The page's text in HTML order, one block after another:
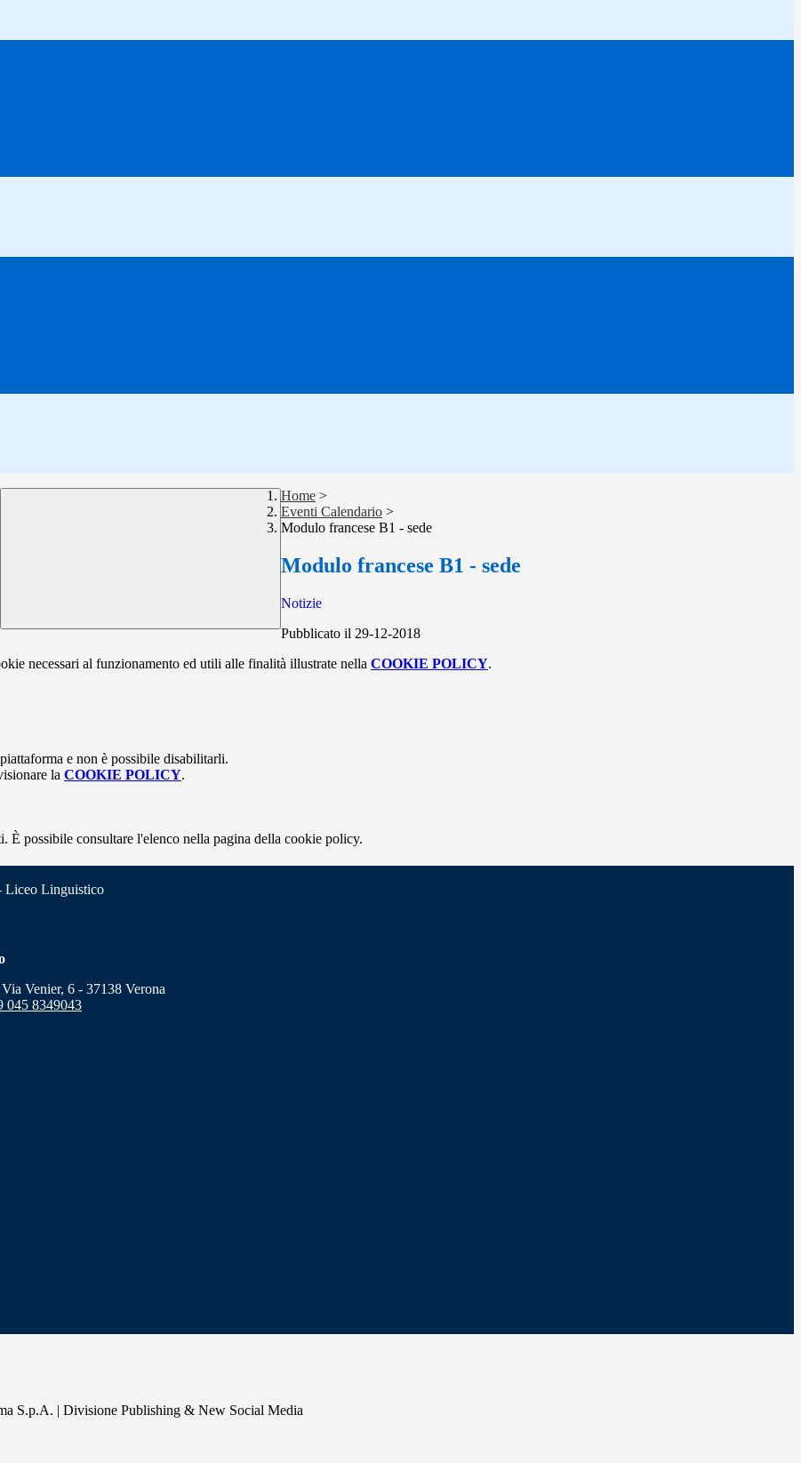
Home >
Eventi Calendario >
Modulo francese B1 - sede
Modulo francese B1 - sede
Notizie
Pubblicato il 29-12-2018
necessari al funzionamento ed utili alle finalità illustrate nella COOKIE POLICY.
e non è possibile disabilitarli.
la COOKIE POLICY.
È possibile consultare l'elenco nella pagina della cookie policy.
Liceo Linguistico
Venier, 6 - 37138 Verona
045 8349043
S.p.A. | Divisione Publishing & New Social Media